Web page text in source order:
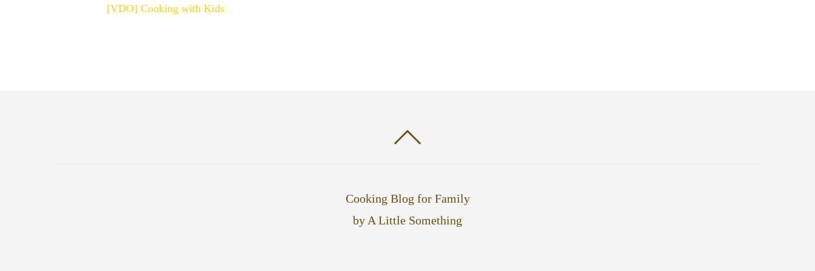
[VDO] Cooking with Kids
Cooking Blog for Family
by A Little Something